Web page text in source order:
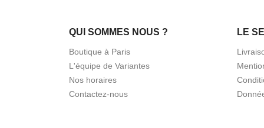
QUI SOMMES NOUS ?
Boutique à Paris
L'équipe de Variantes
Nos horaires
Contactez-nous
LE